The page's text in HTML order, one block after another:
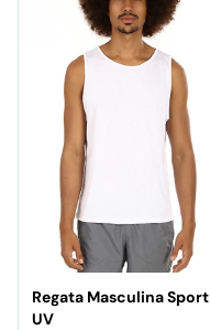
Regata Masculina Sport
UV